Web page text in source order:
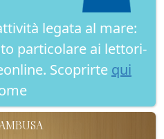
legata al mare:
particolare ai lettori-
Scoprirte qui